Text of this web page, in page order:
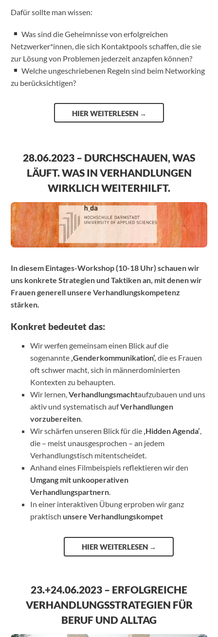
Dafür sollte man wissen:
Was sind die Geheimnisse von erfolgreichen
Netzwerker*innen, die sich Kontaktpools schaffen, die sie
zur Lösung von Problemen jederzeit anzapfen können?
Welche ungeschriebenen Regeln sind beim Networking
zu berücksichtigen?
HIER WEITERLESEN →
28.06.2023 – DURCHSCHAUEN, WAS
LÄUFT. WAS IN VERHANDLUNGEN
WIRKLICH WEITERHILFT.
In diesem Eintages-Workshop (10-18 Uhr) schauen wir
uns konkrete Strategien und Taktiken an, mit denen wir
Frauen generell unsere Verhandlungskompetenz
stärken.
Konkret bedeutet das:
Wir werfen gemeinsam einen Blick auf die
sogenannte ‚Genderkommunikation‘, die es Frauen
oft schwer macht, sich in männerdominierten
Kontexten zu behaupten.
Wir lernen,Verhandlungsmachtaufzubauen und uns
aktiv und systematisch aufVerhandlungen
vorzubereiten.
Wir schärfen unseren Blick für die ‚Hidden Agenda‘,
die – meist unausgesprochen – an jedem
Verhandlungstisch mitentscheidet.
Anhand eines Filmbeispiels reflektieren wir den
Umgang mit unkooperativen
Verhandlungspartnern.
In einer interaktiven Übung erproben wir ganz
praktisch unsere Verhandlungskompet
HIER WEITERLESEN →
23.+24.06.2023 – ERFOLGREICHE
VERHANDLUNGSSTRATEGIEN FÜR
BERUF UND ALLTAG